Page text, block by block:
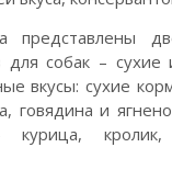
представлены
для собак – сухие
вкусы: сухие
говядина и
кролик,